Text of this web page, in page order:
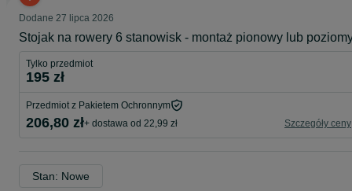
Dodane 27 lipca 2026
Stojak na rowery 6 stanowisk - montaż pionowy lub
Tylko przedmiot
195 zł
Przedmiot z Pakietem Ochronnym
206,80 zł+ dostawa od 22,99 zł Szczegóły ceny
Stan: Nowe